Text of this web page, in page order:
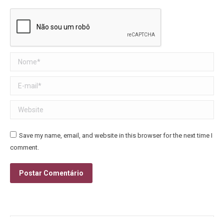
Nome *
E-mail *
Website
Save my name, email, and website in this browser for the next time I
comment.
Postar Comentário